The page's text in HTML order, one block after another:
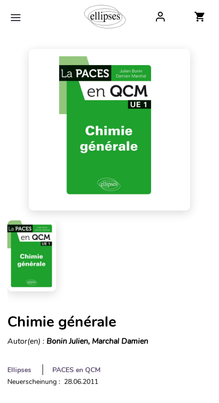
Chimie générale
Autor(en) : Bonin Julien, Marchal Damien
Ellipses
PACES en QCM
Neuerscheinung : 28.06.2011